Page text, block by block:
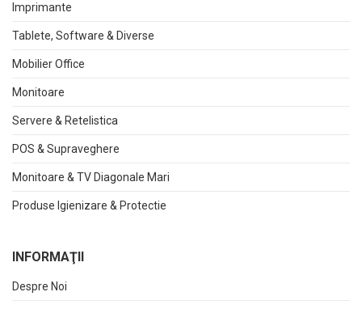
Imprimante
Tablete, Software & Diverse
Mobilier Office
Monitoare
Servere & Retelistica
POS & Supraveghere
Monitoare & TV Diagonale Mari
Produse Igienizare & Protectie
INFORMAŢII
Despre Noi